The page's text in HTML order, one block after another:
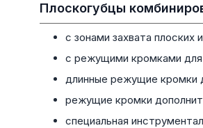
Плоскогубцы
с зонами захвата плоских
с режущими кромками для
длинные режущие кромки
режущие кромки
специальная